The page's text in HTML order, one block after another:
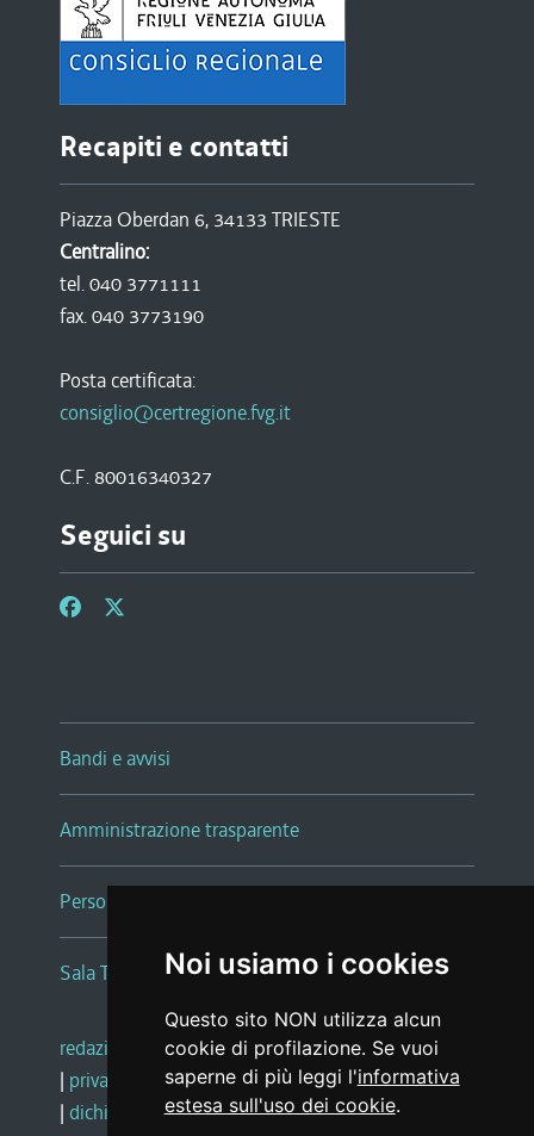
Noi usiamo i cookies
Questo sito NON utilizza alcun
cookie di profilazione. Se vuoi
saperne di più leggi l'informativa
estesa sull'uso dei cookie.
Recapiti e contatti
Piazza Oberdan 6, 34133 TRIESTE
Centralino:
tel. 040 3771111
fax. 040 3773190
Posta certificata:
consiglio@certregione.fvg.it
C.F. 80016340327
Seguici su
Bandi e avvisi
Amministrazione trasparente
Persone e Uffici
Sala Tiziano Tessitori
redazione web |note legali |glossario
| privacy
social media policy
| dichiarazione di accessibilità |feedback